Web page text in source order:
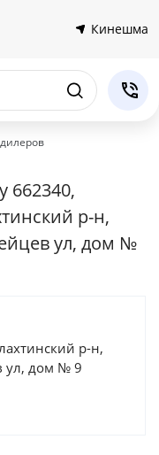
Кинешма
662340,
р-н,
ул, дом №
р-н,
ул, дом № 9